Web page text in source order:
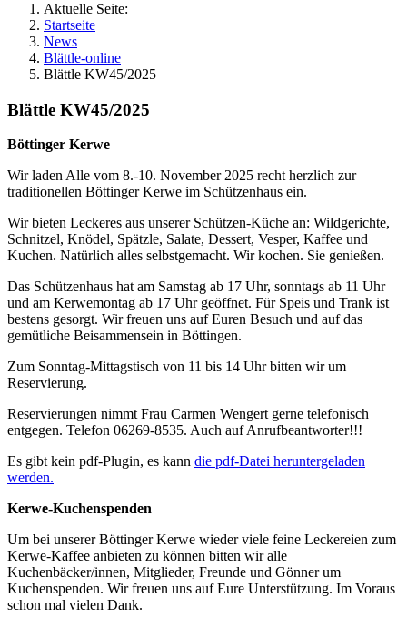
Aktuelle Seite:
Startseite
News
Blättle-online
Blättle KW45/2025
Blättle KW45/2025
Böttinger Kerwe
Wir laden Alle vom 8.-10. November 2025 recht herzlich zur
traditionellen Böttinger Kerwe im Schützenhaus ein.
Wir bieten Leckeres aus unserer Schützen-Küche an: Wildgerichte,
Schnitzel, Knödel, Spätzle, Salate, Dessert, Vesper, Kaffee und
Kuchen. Natürlich alles selbstgemacht. Wir kochen. Sie genießen.
Das Schützenhaus hat am Samstag ab 17 Uhr, sonntags ab 11 Uhr
und am Kerwemontag ab 17 Uhr geöffnet. Für Speis und Trank ist
bestens gesorgt. Wir freuen uns auf Euren Besuch und auf das
gemütliche Beisammensein in Böttingen.
Zum Sonntag-Mittagstisch von 11 bis 14 Uhr bitten wir um
Reservierung.
Reservierungen nimmt Frau Carmen Wengert gerne telefonisch
entgegen. Telefon 06269-8535. Auch auf Anrufbeantworter!!!
Es gibt kein pdf-Plugin, es kann die pdf-Datei heruntergeladen
werden.
Kerwe-Kuchenspenden
Um bei unserer Böttinger Kerwe wieder viele feine Leckereien zum
Kerwe-Kaffee anbieten zu können bitten wir alle
Kuchenbäcker/innen, Mitglieder, Freunde und Gönner um
Kuchenspenden. Wir freuen uns auf Eure Unterstützung. Im Voraus
schon mal vielen Dank.